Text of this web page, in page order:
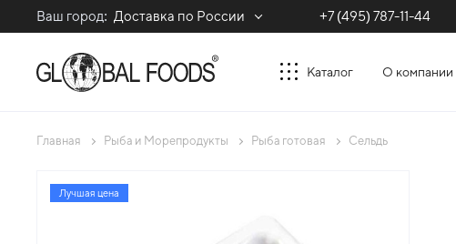
Ваш город: Доставка по России +7 (495) 787-11-44
Каталог О компании
Главная Рыба и Морепродукты Рыба готовая Сельдь
Лучшая цена